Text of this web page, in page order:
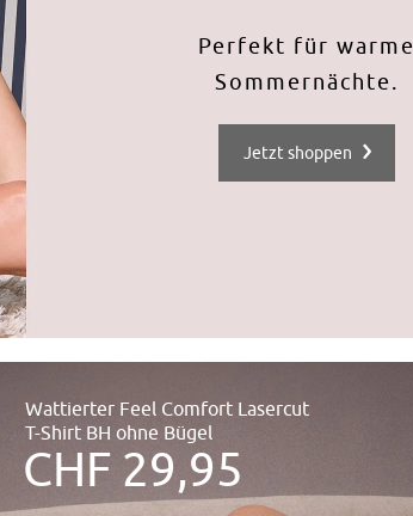
Perfekt für warme
Sommernächte.
Jetzt shoppen
​​​​Wattierter Feel Comfort Lasercut
T-Shirt BH ohne Bügel
CHF 29,95